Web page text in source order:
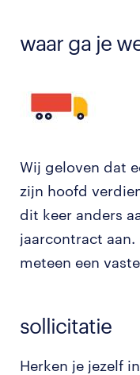
waar ga je
Wij geloven dat
zijn hoofd
dit keer anders
jaarcontract aan.
meteen een
sollicitatie
Herken je jezelf